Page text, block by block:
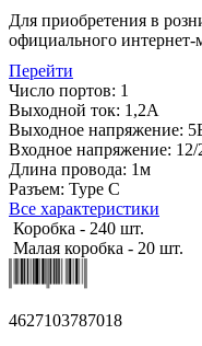
Для приобретения в
официального интернет-
Перейти
Число портов: 1
Выходной ток: 1,2А
Выходное напряжение:
Входное напряжение: 12/
Длина провода: 1м
Разъем: Type C
Все характеристики
Коробка - 240 шт.
Малая коробка - 20 шт.
4627103787018